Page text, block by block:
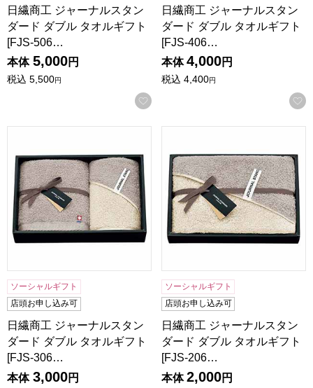
日繊商工 ジャーナルスタン
ダード ダブル タオルギフト
[FJS-506…
本体 5,000円
税込 5,500円
お気に入りに登録する
日繊商工 ジャーナルスタン
ダード ダブル タオルギフト
[FJS-406…
本体 4,000円
税込 4,400円
ソーシャルギフト
店頭お申し込み可
日繊商工 ジャーナルスタン
ダード ダブル タオルギフト
[FJS-306…
本体 3,000円
ソーシャルギフト
店頭お申し込み可
日繊商工 ジャーナルスタン
ダード ダブル タオルギフト
[FJS-206…
本体 2,000円